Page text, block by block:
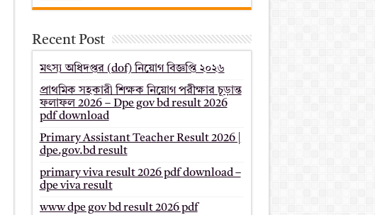
Recent Post
মৎস্য অধিদপ্তর (dof) নিয়োগ বিজ্ঞপ্তি ২০২৬
প্রাথমিক সহকারী শিক্ষক নিয়োগ পরীক্ষার চূড়ান্ত
ফলাফল 2026 – Dpe gov bd result 2026
pdf download
Primary Assistant Teacher Result 2026 |
dpe.gov.bd result
primary viva result 2026 pdf download –
dpe viva result
www dpe gov bd result 2026 pdf